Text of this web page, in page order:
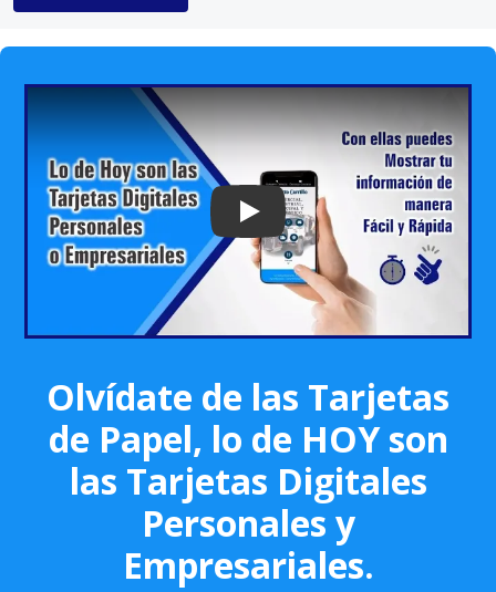
Play: Keynote (Google I/O '18)
Olvídate de las Tarjetas
de Papel, lo de HOY son
las Tarjetas Digitales
Personales y
Empresariales.